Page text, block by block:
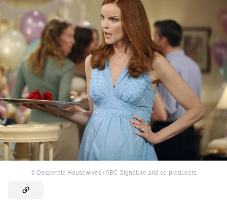
© Desperate Housewives / ABC Signature and co-producers